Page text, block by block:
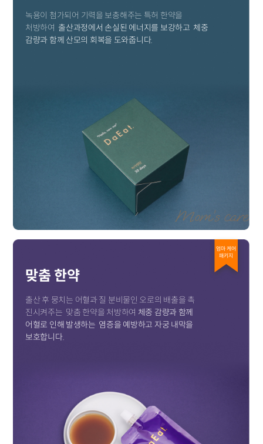
녹용이 첨가되어 기력을 보충해주는 특허 한약을
처방하여 출산과정에서 손실된 에너지를 보강하고 체중
감량과 함께 산모의 회복을 도와줍니다.
엄마 케어
패키지
맞춤 한약
출산 후 뭉치는 어혈과 질 분비물인 오로의 배출을 촉
진시켜주는 맞춤 한약을 처방하여 체중 감량과 함께
어혈로 인해 발생하는 염증을 예방하고 자궁 내막을
보호합니다.